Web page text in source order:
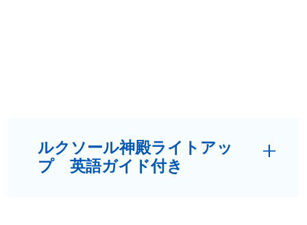
ルクソール神殿ライトアッ
プ 英語ガイド付き